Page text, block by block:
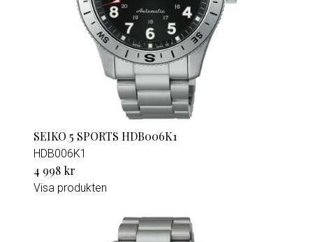
SEIKO 5 SPORTS HDB006K1
HDB006K1
4 998 kr
Visa produkten